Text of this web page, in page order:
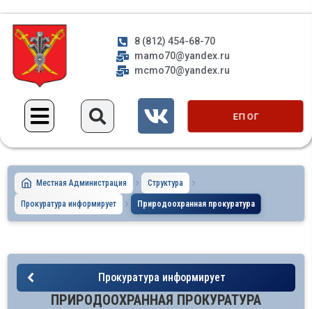
8 (812) 454-68-70
mamo70@yandex.ru
mcmo70@yandex.ru
ЕП ОГ
Местная Администрация Структура
Прокуратура информирует Природоохранная прокуратура
Прокуратура информирует
ПРИРОДООХРАННАЯ ПРОКУРАТУРА